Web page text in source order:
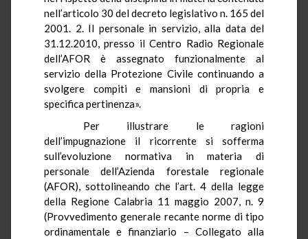
nell’articolo 30 del decreto legislativo n. 165 del
2001. 2. Il personale in servizio, alla data del
31.12.2010, presso il Centro Radio Regionale
dell’AFOR è assegnato funzionalmente al
servizio della Protezione Civile continuando a
svolgere compiti e mansioni di propria e
specifica pertinenza».
Per illustrare le ragioni
dell’impugnazione il ricorrente si sofferma
sull’evoluzione normativa in materia di
personale dell’Azienda forestale regionale
(AFOR), sottolineando che l’art. 4 della legge
della Regione Calabria 11 maggio 2007, n. 9
(Provvedimento generale recante norme di tipo
ordinamentale e finanziario – Collegato alla